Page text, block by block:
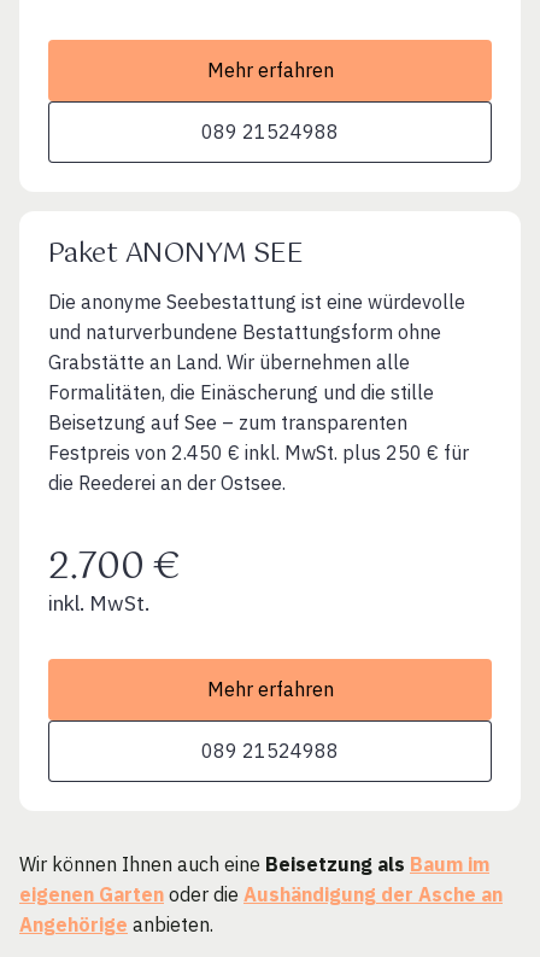
Mehr erfahren
089 21524988
Paket ANONYM SEE
Die anonyme Seebestattung ist eine würdevolle
und naturverbundene Bestattungsform ohne
Grabstätte an Land. Wir übernehmen alle
Formalitäten, die Einäscherung und die stille
Beisetzung auf See – zum transparenten
Festpreis von 2.450 € inkl. MwSt. plus 250 € für
die Reederei an der Ostsee.
2.700 €
inkl. MwSt.
Mehr erfahren
089 21524988
Wir können Ihnen auch eine Beisetzung als Baum im
eigenen Garten oder die Aushändigung der Asche an
Angehörige anbieten.